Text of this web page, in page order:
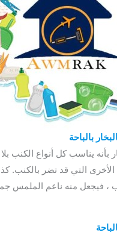
بالباحة
بأنه يناسب كل أنواع الكنب
التي قد تضر بالكنب.
، فيجعل منه ناعم الملمس